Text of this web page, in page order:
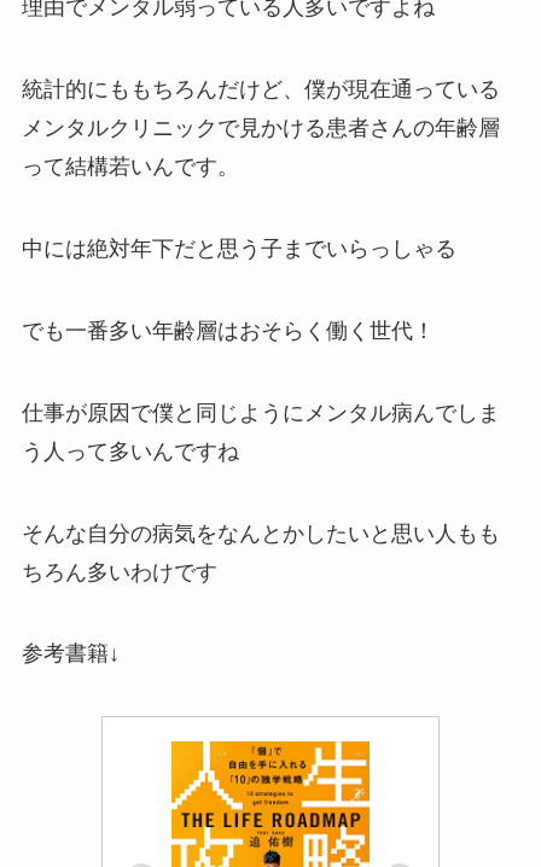
理由でメンタル弱っている人多いですよね
統計的にももちろんだけど、僕が現在通っている
メンタルクリニックで見かける患者さんの年齢層
って結構若いんです。
中には絶対年下だと思う子までいらっしゃる
でも一番多い年齢層はおそらく働く世代！
仕事が原因で僕と同じようにメンタル病んでしま
う人って多いんですね
そんな自分の病気をなんとかしたいと思い人もも
ちろん多いわけです
参考書籍↓